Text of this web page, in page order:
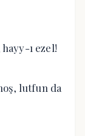
ı ezel!
lutfun da